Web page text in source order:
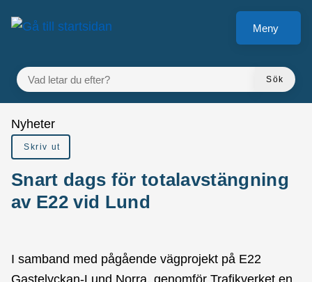
Gå till innehåll
Meny
VAD LETAR DU EFTER?
Sök
Du är här:
Nyheter
Skriv ut
Snart dags för totalavstängning
av E22 vid Lund
I samband med pågående vägprojekt på E22
Gastelyckan-Lund Norra, genomför Trafikverket en